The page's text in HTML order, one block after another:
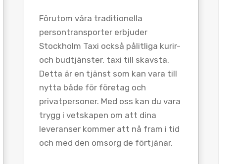
Förutom våra traditionella
persontransporter erbjuder
Stockholm Taxi också pålitliga kurir-
och budtjänster, taxi till skavsta.
Detta är en tjänst som kan vara till
nytta både för företag och
privatpersoner. Med oss kan du vara
trygg i vetskapen om att dina
leveranser kommer att nå fram i tid
och med den omsorg de förtjänar.